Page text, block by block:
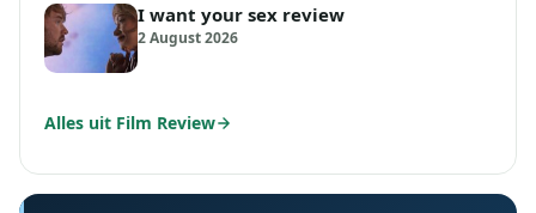
I want your sex review
2 August 2026
Alles uit Film Review